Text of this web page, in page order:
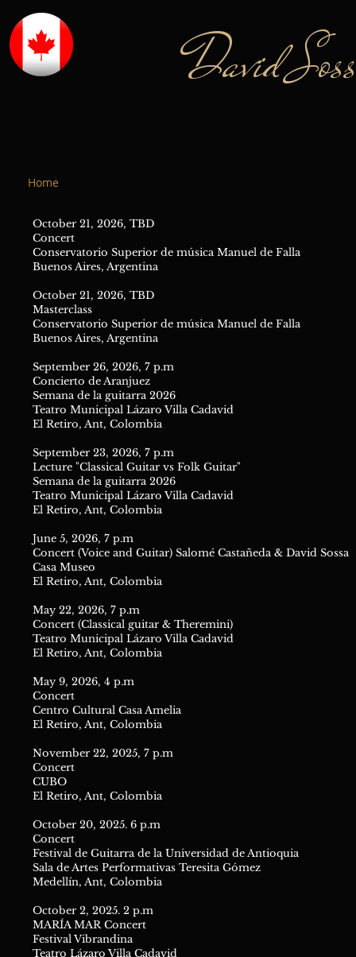
David
October 21, 2026, TBD
Concert
Conservatorio Superior de música Manuel de Falla
Buenos Aires, Argentina
October 21, 2026, TBD
Masterclass
Conservatorio Superior de música Manuel de Falla
Buenos Aires, Argentina
September 26, 2026, 7 p.m
Concierto de Aranjuez
Semana de la guitarra 2026
Teatro Municipal Lázaro Villa Cadavid
El Retiro, Ant, Colombia
September 23, 2026, 7 p.m
Lecture "Classical Guitar vs Folk Guitar"
Semana de la guitarra 2026
Teatro Municipal Lázaro Villa Cadavid
El Retiro, Ant, Colombia
June 5, 2026, 7 p.m
Concert (Voice and Guitar) Salomé Castañeda & David Sossa
Casa Museo
El Retiro, Ant, Colombia
May 22, 2026, 7 p.m
Concert (Classical guitar & Theremini)
Teatro Municipal Lázaro Villa Cadavid
El Retiro, Ant, Colombia
May 9, 2026, 4 p.m
Concert
Centro Cultural Casa Amelia
El Retiro, Ant, Colombia
November 22, 2025, 7 p.m
Concert
CUBO
El Retiro, Ant, Colombia
October 20, 2025. 6 p.m
Concert
Festival de Guitarra de la Universidad de Antioquia
Sala de Artes Performativas Teresita Gómez
Medellín, Ant, Colombia
October 2, 2025. 2 p.m
MARÍA MAR Concert
Festival Vibrandina
Teatro Lázaro Villa Cadavid
Home